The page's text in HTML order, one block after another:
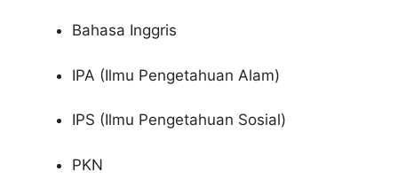
Bahasa Inggris
IPA (Ilmu Pengetahuan Alam)
IPS (Ilmu Pengetahuan Sosial)
PKN